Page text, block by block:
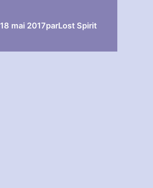
18 mai 2017parLost Spirit